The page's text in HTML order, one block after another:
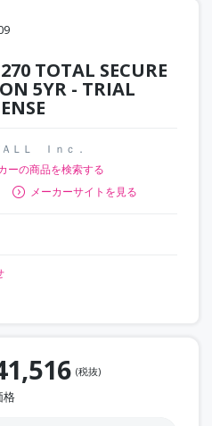
TOTAL SECURE
5YR - TRIAL
ＡＬＬ Ｉｎｃ．
ーの商品を検索する
メーカーサイトを見る
(税抜)
格